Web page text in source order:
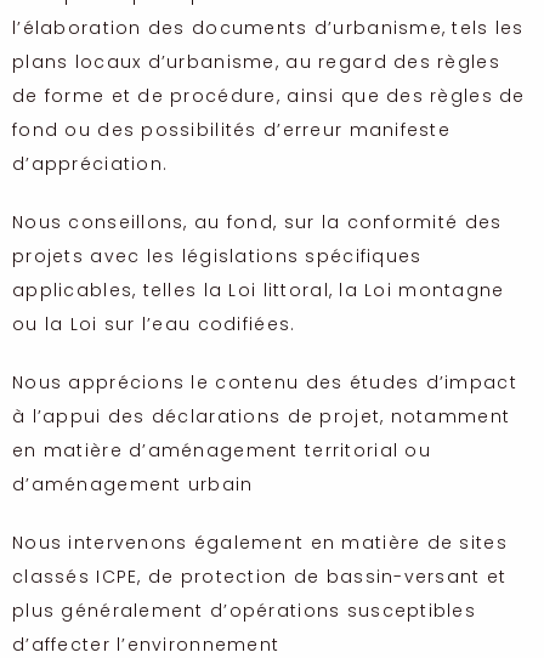
l’élaboration des documents d’urbanisme, tels les
plans locaux d’urbanisme, au regard des règles
de forme et de procédure, ainsi que des règles de
fond ou des possibilités d’erreur manifeste
d’appréciation.
Nous conseillons, au fond, sur la conformité des
projets avec les législations spécifiques
applicables, telles la Loi littoral, la Loi montagne
ou la Loi sur l’eau codifiées.
Nous apprécions le contenu des études d’impact
à l’appui des déclarations de projet, notamment
en matière d’aménagement territorial ou
d’aménagement urbain
Nous intervenons également en matière de sites
classés ICPE, de protection de bassin-versant et
plus généralement d’opérations susceptibles
d’affecter l’environnement